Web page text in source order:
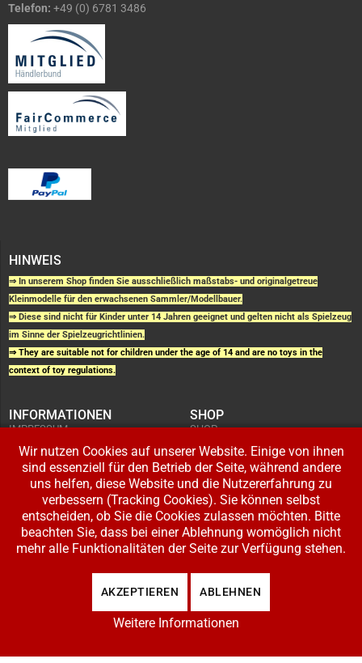
Telefon: +49 (0) 6781 3486
HINWEIS
⇒ In unserem Shop finden Sie ausschließlich maßstabs- und originalgetreue
Kleinmodelle für den erwachsenen Sammler/Modellbauer.
⇒ Diese sind nicht für Kinder unter 14 Jahren geeignet und gelten nicht als Spielzeug
im Sinne der Spielzeugrichtlinien.
⇒ They are suitable not for children under the age of 14 and are no toys in the
context of toy regulations.
INFORMATIONEN
IMPRESSUM
KUNDENINFORMATIONEN
WIDERRUFSRECHT
DATENSCHUTZERKLÄRUNG
ZAHLUNG UND VERSAND
SHOP
SHOP
BESTELLUNGEN
ADRESSE BEARBEITEN
IHR KONTO
LOGIN
REGISTRIEREN
Copyright © 2026 Modellbahnladen Klee GbR. Alle Rechte vorbehalten. Design:
Wir nutzen Cookies auf unserer Website. Einige von ihnen
sind essenziell für den Betrieb der Seite, während andere
uns helfen, diese Website und die Nutzererfahrung zu
verbessern (Tracking Cookies). Sie können selbst
entscheiden, ob Sie die Cookies zulassen möchten. Bitte
beachten Sie, dass bei einer Ablehnung womöglich nicht
mehr alle Funktionalitäten der Seite zur Verfügung stehen.
AKZEPTIEREN ABLEHNEN
Weitere Informationen